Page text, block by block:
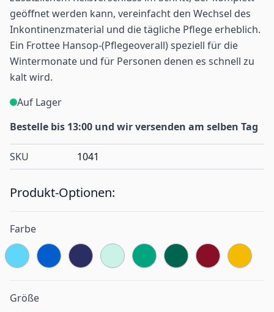
geöffnet werden kann, vereinfacht den Wechsel des
Inkontinenzmaterial und die tägliche Pflege erheblich.
Ein Frottee Hansop-(Pflegeoverall) speziell für die
Wintermonate und für Personen denen es schnell zu
kalt wird.
Auf Lager
Bestelle bis 13:00 und wir versenden am selben Tag
SKU 1041
Produkt-Optionen:
Farbe
Größe